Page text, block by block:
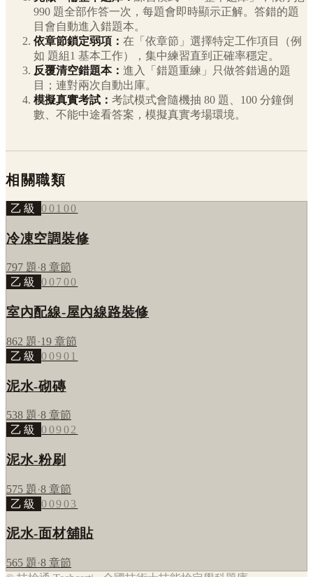
990 題全部作答一次，每題會即時顯示正解。答錯的題
目會自動進入錯題本。
依章節鎖定弱項： 在「依章節」選擇特定工作項目（例
如 題組1 基本工作），集中練習直到正確率穩定。
反覆清空錯題本： 進入「錯題重練」只做答錯過的題
目；連對兩次自動出庫。
模擬真實考試： 考試模式會隨機抽 80 題、100 分鐘倒
數、不能中途看答案，模擬真實考場環境。
相關職類
乙級 00100
冷凍空調裝修
797 題 ·8 章節
乙級
00700
室內配線-屋內線路裝修
862 題 ·19 章節
乙級
00901
泥水-砌磚
538 題 ·8 章節
乙級
00902
泥水-粉刷
575 題 ·8 章節
乙級
00903
泥水-面材舖貼
565 題 ·8 章節